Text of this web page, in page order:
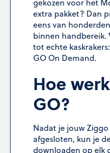
gekozen voor het
extra pakket? Dan
eens van
binnen handbereik.
tot echte
GO On Demand.
Hoe
GO?
Nadat je jouw
afgesloten, kun je
downloaden op elk